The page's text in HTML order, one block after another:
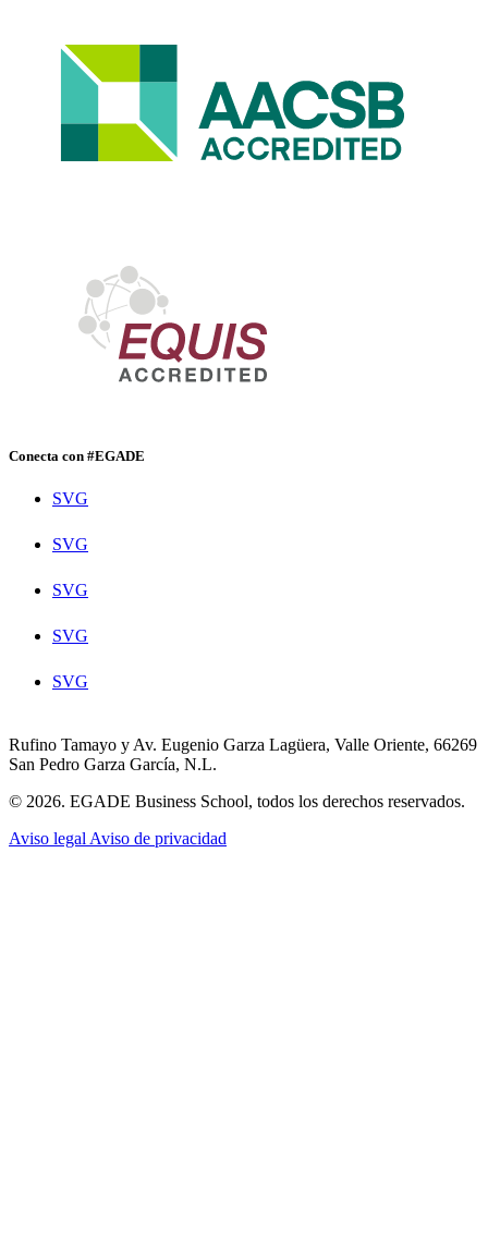
Conecta con #EGADE
SVG
SVG
SVG
SVG
SVG
Rufino Tamayo y Av. Eugenio Garza Lagüera, Valle Oriente, 66269
San Pedro Garza García, N.L.
© 2026. EGADE Business School, todos los derechos reservados.
Aviso legal Aviso de privacidad